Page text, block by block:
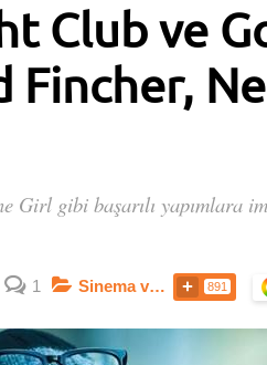
Club ve
Girl gibi başarılı yapımlara
1 Sinema ve Dizi 891